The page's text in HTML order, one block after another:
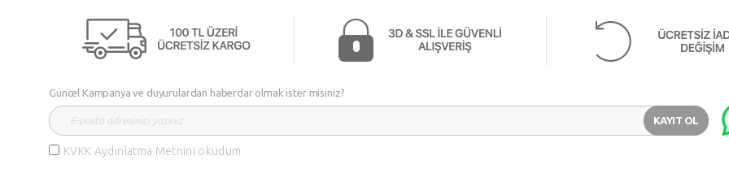
Güncel Kampanya ve duyurulardan haberdar olmak ister misiniz?
KAYIT OL
KVKK Aydınlatma Metnini okudum